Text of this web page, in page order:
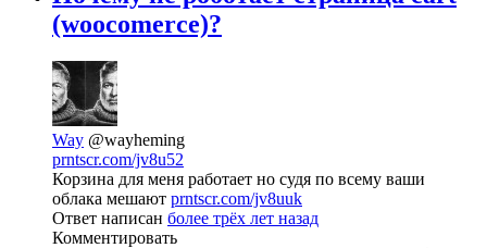
(woocomerce)?
Way @wayheming
prntscr.com/jv8u52
Корзина для меня работает но судя по всему ваши
облака мешают prntscr.com/jv8uuk
Ответ написан более трёх лет назад
Комментировать